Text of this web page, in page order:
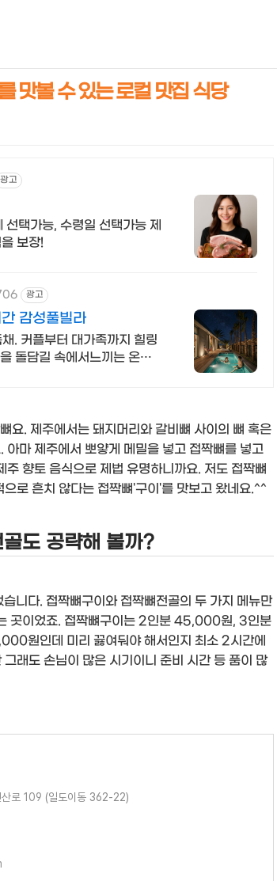
맛볼 수 있는 로컬 맛집 식당
광고
택가능, 수령일 선택가능 제
보장!
광고
감성풀빌라
. 커플부터 대가족까지 힐링
돌담길 속에서느끼는 온전
요. 제주에서는 돼지머리와 갈비뼈 사이의 뼈 혹은
마 제주에서 뽀얗게 메밀을 넣고 접짝뼈를 넣고
향토 음식으로 제법 유명하니까요. 저도 접짝뼈
로 흔치 않다는 접짝뼈'구이'를 맛보고 왔네요.^^
도 공략해 볼까?
니다. 접짝뼈구이와 접짝뼈전골의 두 가지 메뉴만
곳이었죠. 접짝뼈구이는 2인분 45,000원, 3인분
원인데 미리 끓여둬야 해서인지 최소 2시간에
래도 손님이 많은 시기이니 준비 시간 등 품이 많
산로 109 (일도이동 362-22)